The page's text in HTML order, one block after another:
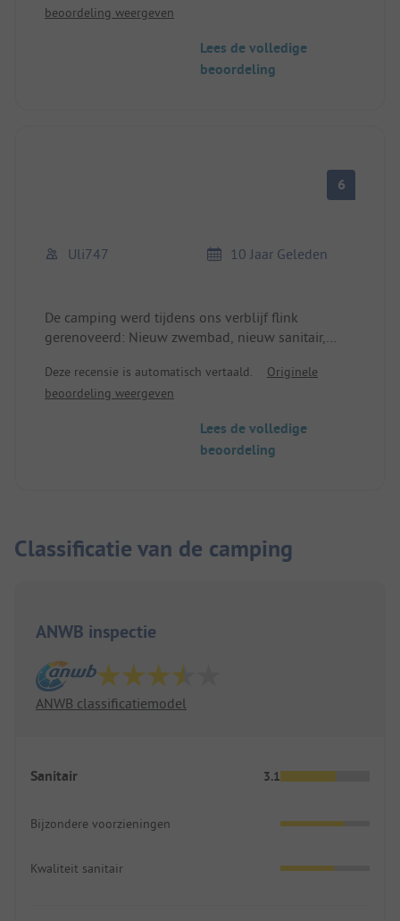
beoordeling weergeven
Lees de volledige
beoordeling
6
Uli747 10 Jaar Geleden
De camping werd tijdens ons verblijf flink
gerenoveerd: Nieuw zwembad, nieuw sanitair,
plaatsen met veel ruimte. Mooie mogelijkheid
voor wandelingen en trim-dich direct vanaf de
Deze recensie is automatisch vertaald.
Originele
beoordeling weergeven
Lees de volledige
beoordeling
Classificatie van de camping
ANWB inspectie
ANWB classificatiemodel
Sanitair 3.1
Bijzondere voorzieningen
Kwaliteit sanitair